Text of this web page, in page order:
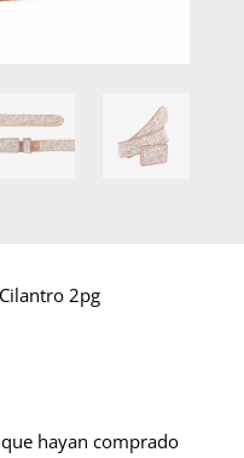
2pg
hayan comprado